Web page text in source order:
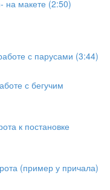
на макете (2:50)
с парусами (3:44)
с бегучим
к постановке
(пример у причала)